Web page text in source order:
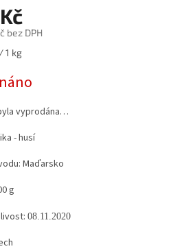
bez DPH
1 kg
vyprodána…
- husí
Maďarsko
g
08.11.2020